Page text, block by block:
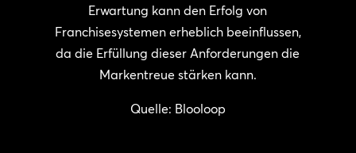
Erwartung kann den Erfolg von
Franchisesystemen erheblich beeinflussen,
da die Erfüllung dieser Anforderungen die
Markentreue stärken kann.
Quelle: Blooloop